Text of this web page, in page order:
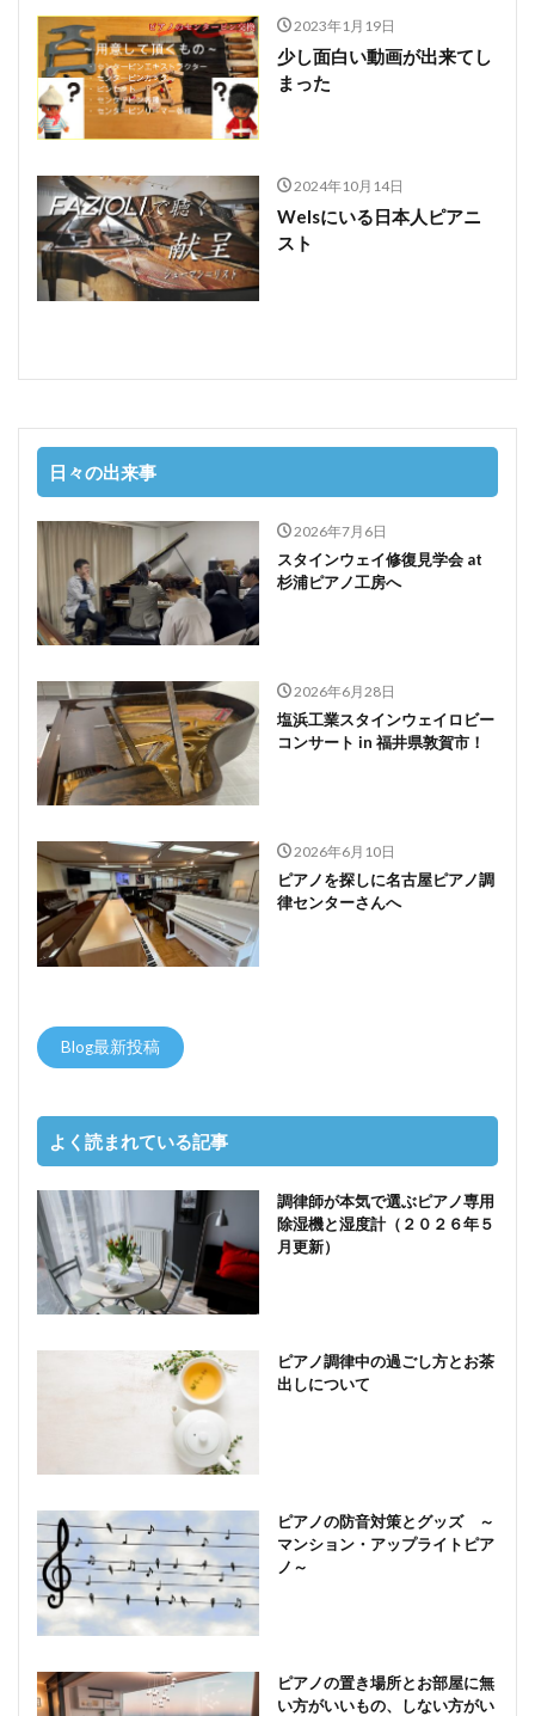
2023年1月19日
少し面白い動画が出来てし
まった
2024年10月14日
Welsにいる日本人ピアニ
スト
日々の出来事
2026年7月6日
スタインウェイ修復見学会 at
杉浦ピアノ工房へ
2026年6月28日
塩浜工業スタインウェイロビー
コンサート in 福井県敦賀市！
2026年6月10日
ピアノを探しに名古屋ピアノ調
律センターさんへ
Blog最新投稿
よく読まれている記事
調律師が本気で選ぶピアノ専用
除湿機と湿度計（２０２６年５
月更新）
ピアノ調律中の過ごし方とお茶
出しについて
ピアノの防音対策とグッズ ～
マンション・アップライトピア
ノ～
ピアノの置き場所とお部屋に無
い方がいいもの、しない方がい